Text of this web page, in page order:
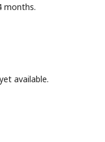
months.
available.